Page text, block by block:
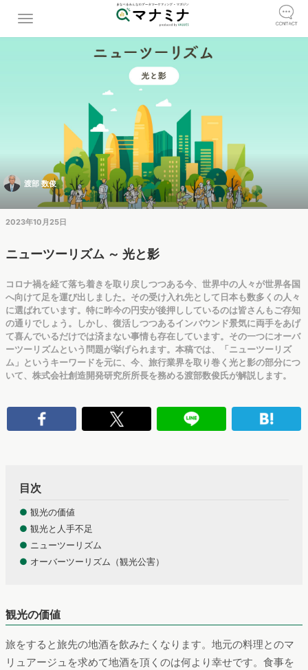
渡部 数俊
2023年10月25日
ニューツーリズム ～ 光と影
コロナ禍を経て落ち着きを取り戻しつつある今、世界中の人々が世界各国
へ向けて足を運び出しました。その受け入れ先として日本も数多くの人々
に選ばれています。特に昨今の円安が後押ししているのは皆さんもご存知
の通りでしょう。しかし、復活しつつあるインバウンド景気に両手をあげ
て喜んでいるだけでは済まない事情も存在しています。その一つにオーバ
ーツーリズムという問題が挙げられます。本稿では、「ニューツーリズ
ム」というキーワードを元に、今、旅行業界を取り巻く光と影の部分につ
いて、株式会社創造開発研究所所長を務める渡部数俊氏が解説します。
目次
● 観光の価値
● 観光と人手不足
● ニューツーリズム
● オーバーツーリズム（観光公害）
観光の価値
旅をすると旅先の地酒を飲みたくなります。地元の料理とのマ
リュアージュを求めて地酒を頂くのは何より幸せです。食事を